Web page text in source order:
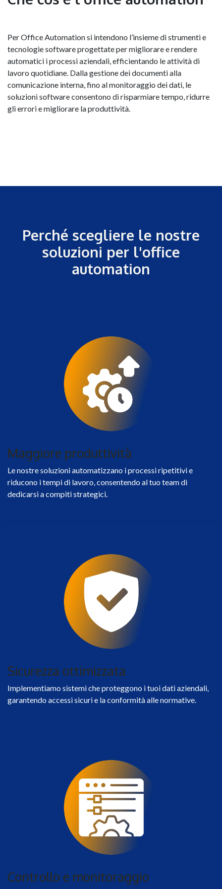
Per Office Automation si intendono l’insieme di strumenti e
tecnologie software progettate per migliorare e rendere
automatici i processi aziendali, efficientando le attività di
lavoro quotidiane. Dalla gestione dei documenti alla
comunicazione interna, fino al monitoraggio dei dati, le
soluzioni software consentono di risparmiare tempo, ridurre
gli errori e migliorare la produttività.
Maggiore produttività
Le nostre soluzioni automatizzano i processi ripetitivi e
riducono i tempi di lavoro, consentendo al tuo team di
dedicarsi a compiti strategici.
Sicurezza ottimizzata
Implementiamo sistemi che proteggono i tuoi dati aziendali,
garantendo accessi sicuri e la conformità alle normative.
Controllo e monitoraggio
Perché scegliere le nostre
soluzioni per l'office
automation